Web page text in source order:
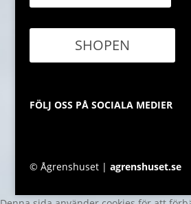
SHOPEN
FÖLJ OSS PÅ SOCIALA MEDIER
© Ågrenshuset | agrenshuset.se